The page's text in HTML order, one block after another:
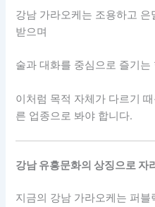
강남 가라오케는 조용하고
받으며
술과 대화를 중심으로 즐기는
이처럼 목적 자체가 다르기
른 업종으로 봐야 합니다.
강남 유흥문화의 상징으로 자
지금의 강남 가라오케는 퍼